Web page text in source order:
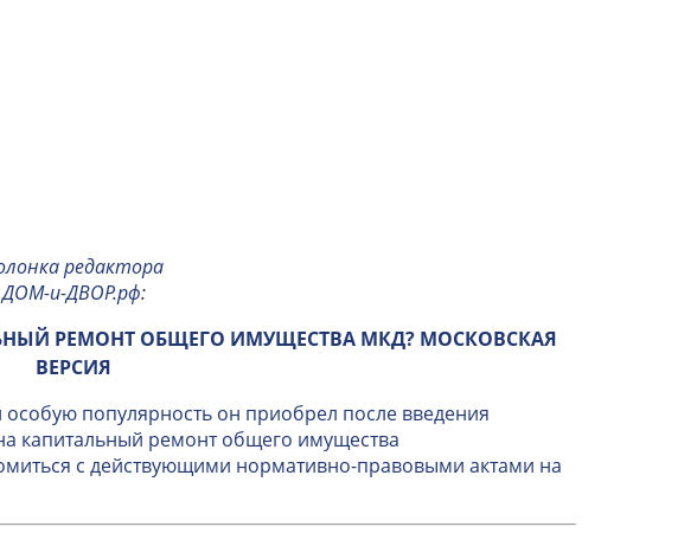
редактора
ДОМ-и-ДВОР.рф:
РЕМОНТ ОБЩЕГО ИМУЩЕСТВА МКД? МОСКОВСКАЯ
ВЕРСИЯ
особую популярность он приобрел после введения
капитальный ремонт общего имущества
с действующими нормативно-правовыми актами на